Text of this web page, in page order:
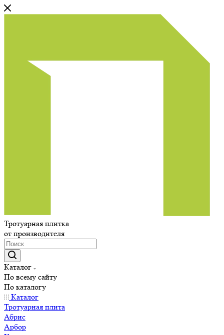
Тротуарная плитка
от производителя
Каталог
По всему сайту
По каталогу
Каталог
Тротуарная плита
Абрис
Арбор